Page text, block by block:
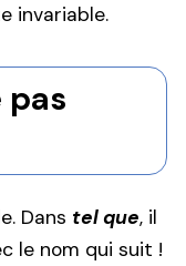
invariable.
pas
Dans tel que, il
le nom qui suit !